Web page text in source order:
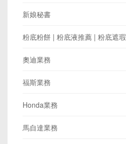
新娘秘書
粉底粉餅 | 粉底液推薦 | 粉底遮瑕
奧迪業務
福斯業務
Honda業務
馬自達業務